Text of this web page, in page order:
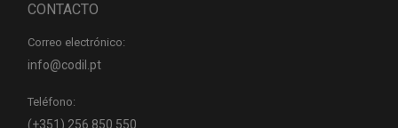
CONTACTO
Correo electrónico:
info@codil.pt
Teléfono:
(+351) 256 850 550